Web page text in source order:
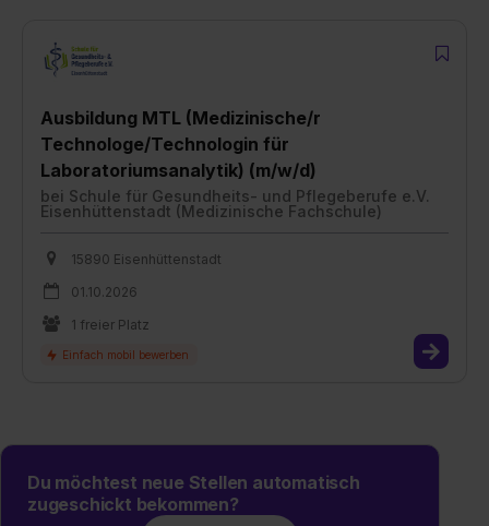
Ausbildung MTL (Medizinische/r
Technologe/Technologin für
Laboratoriumsanalytik) (m/w/d)
bei Schule für Gesundheits- und Pflegeberufe e.V.
Eisenhüttenstadt (Medizinische Fachschule)
15890 Eisenhüttenstadt
01.10.2026
1 freier Platz
Du möchtest neue Stellen automatisch
zugeschickt bekommen?